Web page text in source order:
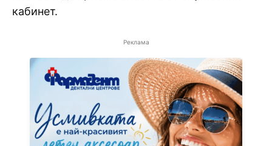
кабинет.
Реклама